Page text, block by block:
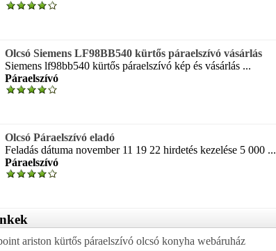
Olcsó Siemens LF98BB540 kürtős páraelszívó vásárlás
Siemens lf98bb540 kürtős páraelszívó kép és vásárlás ...
Páraelszívó
Olcsó Páraelszívó eladó
Feladás dátuma november 11 19 22 hirdetés kezelése 5 000 ...
Páraelszívó
ariston kürtős páraelszívó olcsó konyha webáruház